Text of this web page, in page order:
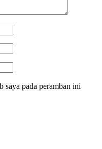
saya pada peramban ini